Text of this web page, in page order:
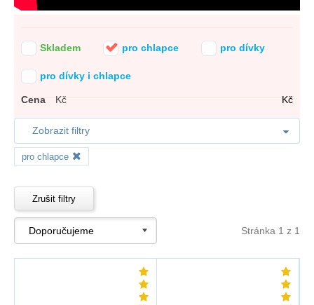
Skladem pro chlapce pro dívky
pro dívky i chlapce
Cena Kč Kč
Zobrazit filtry
pro chlapce
Zrušit filtry
Stránka 1 z 1